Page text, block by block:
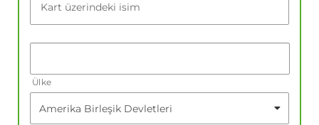
Kart üzerindeki isim
Ülke